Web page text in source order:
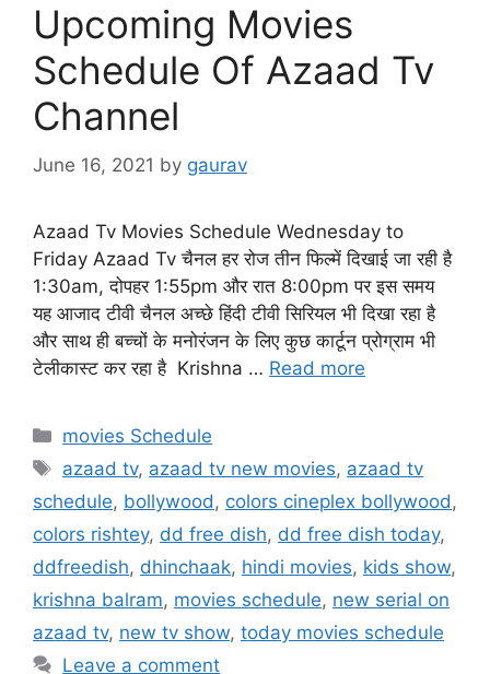
Upcoming Movies
Schedule Of Azaad Tv
Channel
June 16, 2021 by gaurav
Azaad Tv Movies Schedule Wednesday to
Friday Azaad Tv चैनल हर रोज तीन फिल्में दिखाई जा रही है
1:30am, दोपहर 1:55pm और रात 8:00pm पर इस समय
यह आजाद टीवी चैनल अच्छे हिंदी टीवी सिरियल भी दिखा रहा है
और साथ ही बच्चों के मनोरंजन के लिए कुछ कार्टून प्रोग्राम भी
टेलीकास्ट कर रहा है Krishna … Read more
Categories
movies Schedule
Tags
azaad tv, azaad tv new movies, azaad tv
schedule, bollywood , colors cineplex bollywood ,
colors rishtey, dd free dish, dd free dish today,
ddfreedish, dhinchaak, hindi movies, kids show,
krishna balram, movies schedule, new serial on
azaad tv, new tv show, today movies schedule
Leave a comment